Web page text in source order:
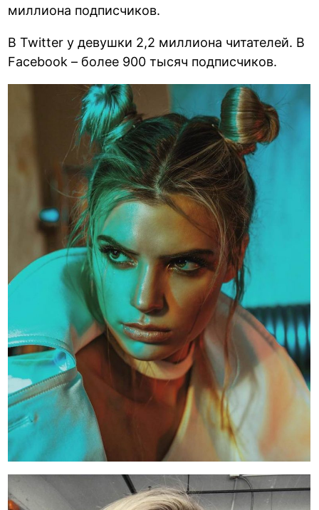
миллиона подписчиков.
В Twitter у девушки 2,2 миллиона читателей. В
Facebook – более 900 тысяч подписчиков.